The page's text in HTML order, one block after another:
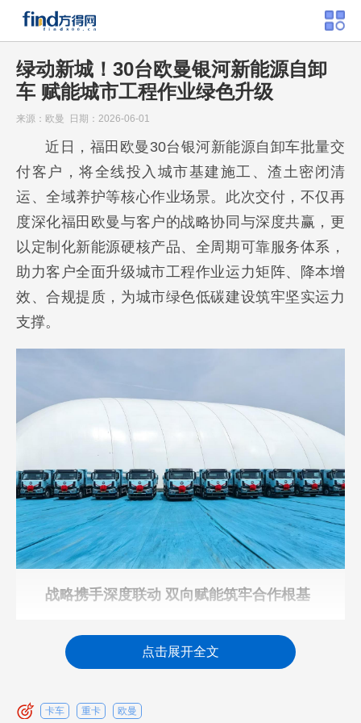
绿动新城！30台欧曼银河新能源自卸
车 赋能城市工程作业绿色升级
来源：欧曼 日期：2026-06-01
近日，福田欧曼30台银河新能源自卸车批量交
付客户，将全线投入城市基建施工、渣土密闭清
运、全域养护等核心作业场景。此次交付，不仅再
度深化福田欧曼与客户的战略协同与深度共赢，更
以定制化新能源硬核产品、全周期可靠服务体系，
助力客户全面升级城市工程作业运力矩阵、降本增
效、合规提质，为城市绿色低碳建设筑牢坚实运力
支撑。
战略携手深度联动 双向赋能筑牢合作根基
在城市绿色更新、提质升级的发展大背景下，
低碳化、合规化、高效化已成为城市运力迭代的核
持续聚焦工程类新能源车型的技术迭代与品质精
点击展开全文
卡车 重卡 欧曼